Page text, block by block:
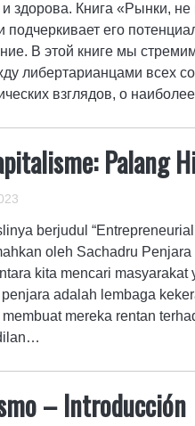
здорова. Книга «Рынки, не
подчеркивает его
В этой книге мы
либертарианцами всех
взглядов, о
Palang
berjudul
oleh Sachadru
kita mencari masyarakat
adalah lembaga
mereka rentan
– ​Introducción